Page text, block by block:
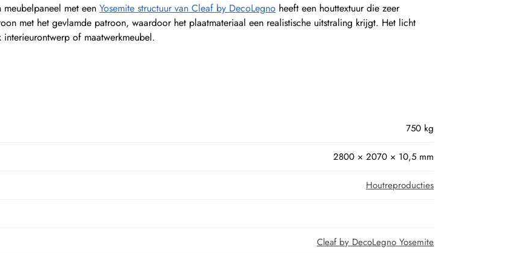
met een Yosemite structuur van Cleaf by DecoLegnoheeft een houttextuur die zeer
met het gevlamde patroon, waardoor het plaatmateriaal een realistische uitstraling krijgt. Het licht
of maatwerkmeubel.
750 kg
2800 × 2070 × 10,5 mm
Houtreproducties
Cleaf by DecoLegno Yosemite